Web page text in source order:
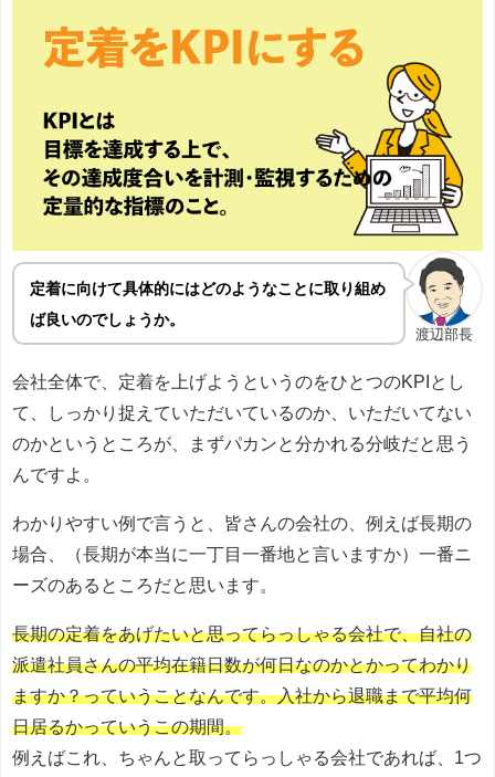
渡辺部長
定着に向けて具体的にはどのようなことに取り組め
ば良いのでしょうか。
会社全体で、定着を上げようというのをひとつのKPIとし
て、しっかり捉えていただいているのか、いただいてない
のかというところが、まずパカンと分かれる分岐だと思う
んですよ。
わかりやすい例で言うと、皆さんの会社の、例えば長期の
場合、（長期が本当に一丁目一番地と言いますか）一番ニ
ーズのあるところだと思います。
長期の定着をあげたいと思ってらっしゃる会社で、自社の
派遣社員さんの平均在籍日数が何日なのかとかってわかり
ますか？っていうことなんです。入社から退職まで平均何
日居るかっていうこの期間。
例えばこれ、ちゃんと取ってらっしゃる会社であれば、1つ